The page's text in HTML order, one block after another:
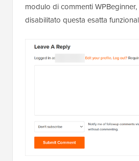
modulo di commenti
disabilitato questa esatta